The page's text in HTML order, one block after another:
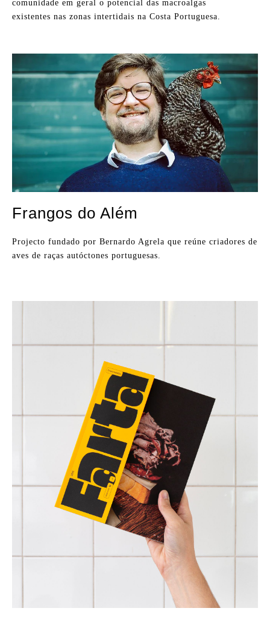
comunidade em geral o potencial das macroalgas
existentes nas zonas intertidais na Costa Portuguesa.
Frangos do Além
Projecto fundado por Bernardo Agrela que reúne criadores de
aves de raças autóctones portuguesas.